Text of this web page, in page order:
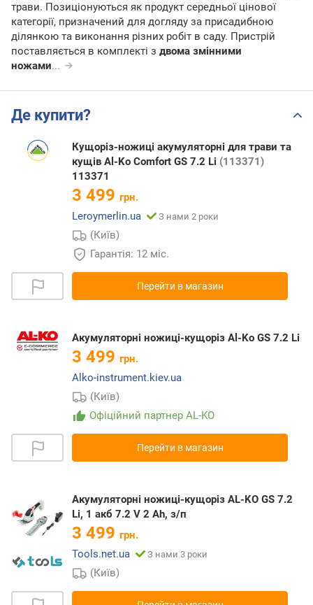
трави. Позиціонуються як продукт середньої цінової
категорії, призначений для догляду за присадибною
ділянкою та виконання різних робіт в саду. Пристрій
поставляється в комплекті з двома змінними
ножами...
Де купити?
Кущоріз-ножиці акумуляторні для трави та
кущів Al-Ko Comfort GS 7.2 Li (113371)
113371
3 499 грн.
Leroymerlin.ua
З нами 2 роки
(Київ)
Гарантія: 12 міс.
Перейти в магазин
Акумуляторні ножиці-кущоріз Al-Ko GS 7.2 Li
3 499 грн.
Alko-instrument.kiev.ua
(Київ)
Офіційний партнер AL-KO
Перейти в магазин
Акумуляторні ножиці-кущоріз AL-KO GS 7.2
Li, 1 акб 7.2 V 2 Ah, з/п
3 499 грн.
Tools.net.ua
З нами 3 роки
(Київ)